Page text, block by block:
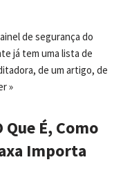
de segurança do
já tem uma lista de
de um artigo, de
»
É, Como
Importa